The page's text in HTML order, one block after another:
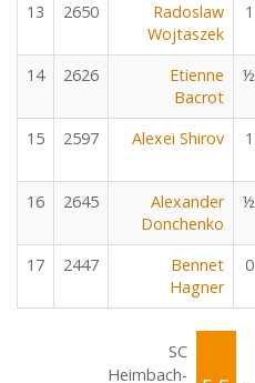
13 2650
Radoslaw
Wojtaszek
1
14 2626
Etienne
Bacrot
½
15 2597 Alexei Shirov 1
16 2645
Alexander
Donchenko
½
17 2447
Bennet
Hagner
0
SC
Heimbach-